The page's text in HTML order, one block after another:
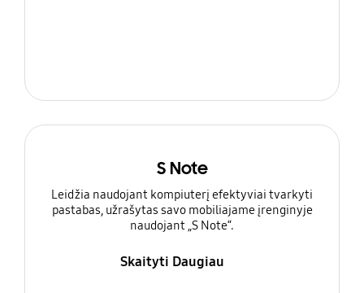
S Note
Leidžia naudojant kompiuterį efektyviai tvarkyti
pastabas, užrašytas savo mobiliajame įrenginyje
naudojant „S Note“.
Skaityti Daugiau